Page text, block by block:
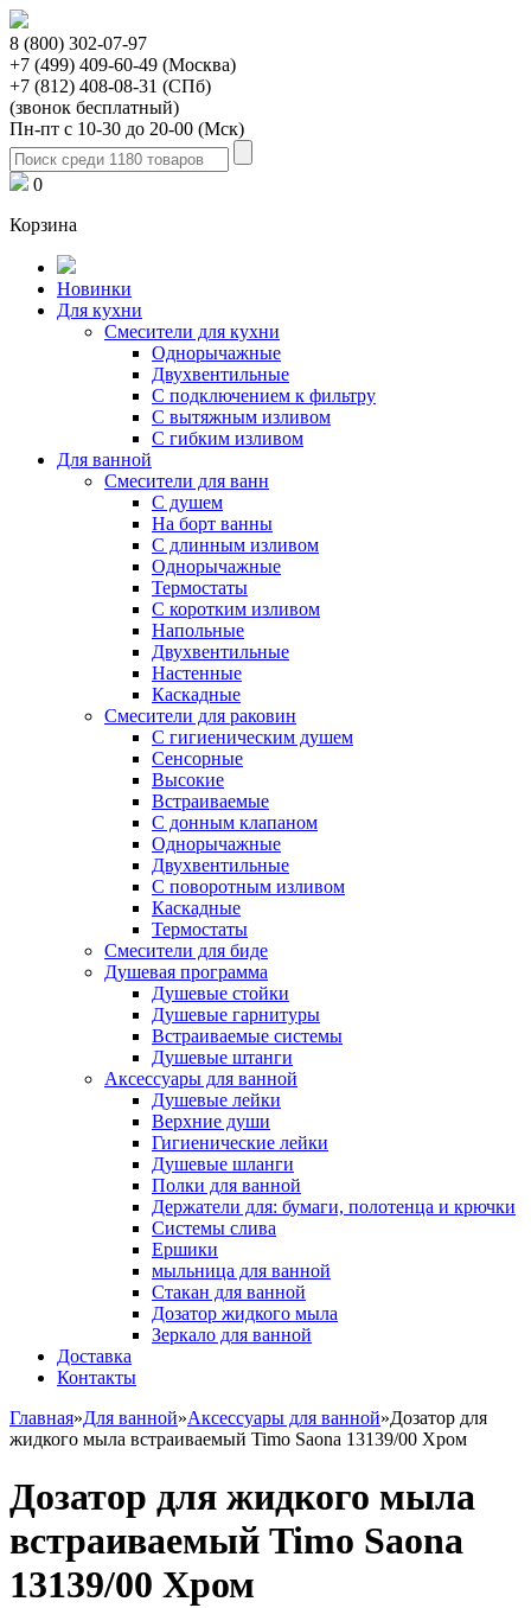
8 (800) 302-07-97
+7 (499) 409-60-49 (Москва)
+7 (812) 408-08-31 (СПб)
(звонок бесплатный)
Пн-пт с 10-30 до 20-00 (Мск)
0
Корзина
Новинки
Для кухни
Смесители для кухни
Однорычажные
Двухвентильные
С подключением к фильтру
С вытяжным изливом
С гибким изливом
Для ванной
Смесители для ванн
С душем
На борт ванны
С длинным изливом
Однорычажные
Термостаты
С коротким изливом
Напольные
Двухвентильные
Настенные
Каскадные
Смесители для раковин
С гигиеническим душем
Сенсорные
Высокие
Встраиваемые
С донным клапаном
Однорычажные
Двухвентильные
С поворотным изливом
Каскадные
Термостаты
Смесители для биде
Душевая программа
Душевые стойки
Душевые гарнитуры
Встраиваемые системы
Душевые штанги
Аксессуары для ванной
Душевые лейки
Верхние души
Гигиенические лейки
Душевые шланги
Полки для ванной
Держатели для: бумаги, полотенца и крючки
Системы слива
Ершики
мыльница для ванной
Стакан для ванной
Дозатор жидкого мыла
Зеркало для ванной
Доставка
Контакты
Главная»Для ванной»Аксессуары для ванной»Дозатор для
жидкого мыла встраиваемый Timo Saona 13139/00 Хром
Дозатор для жидкого мыла
встраиваемый Timo Saona
13139/00 Хром